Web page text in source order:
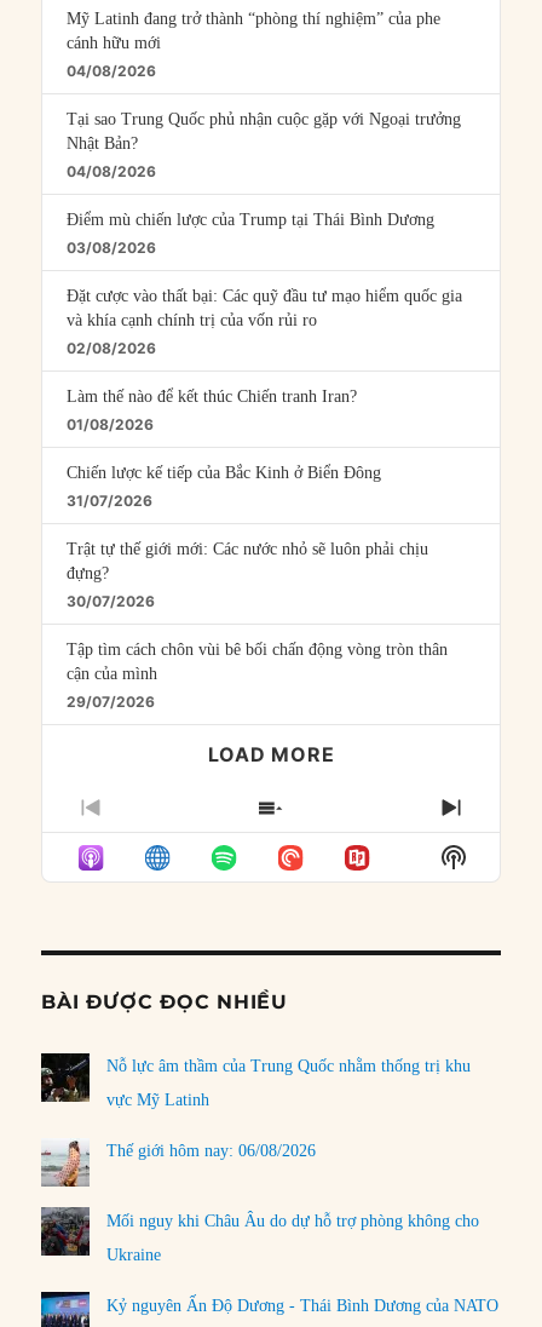
Mỹ Latinh đang trở thành “phòng thí nghiệm” của phe
cánh hữu mới
04/08/2026
Tại sao Trung Quốc phủ nhận cuộc gặp với Ngoại trưởng
Nhật Bản?
04/08/2026
Điểm mù chiến lược của Trump tại Thái Bình Dương
03/08/2026
Đặt cược vào thất bại: Các quỹ đầu tư mạo hiểm quốc gia
và khía cạnh chính trị của vốn rủi ro
02/08/2026
Làm thế nào để kết thúc Chiến tranh Iran?
01/08/2026
Chiến lược kế tiếp của Bắc Kinh ở Biển Đông
31/07/2026
Trật tự thế giới mới: Các nước nhỏ sẽ luôn phải chịu
đựng?
30/07/2026
Tập tìm cách chôn vùi bê bối chấn động vòng tròn thân
cận của mình
29/07/2026
LOAD MORE
PREVIOUS
EPISODE
SHOW
EPISODES
LIST
NEXT
Show
Podcast
BÀI ĐƯỢC ĐỌC NHIỀU
Nỗ lực âm thầm của Trung Quốc nhằm thống trị khu
vực Mỹ Latinh
Thế giới hôm nay: 06/08/2026
Mối nguy khi Châu Âu do dự hỗ trợ phòng không cho
Ukraine
Kỷ nguyên Ấn Độ Dương - Thái Bình Dương của NATO